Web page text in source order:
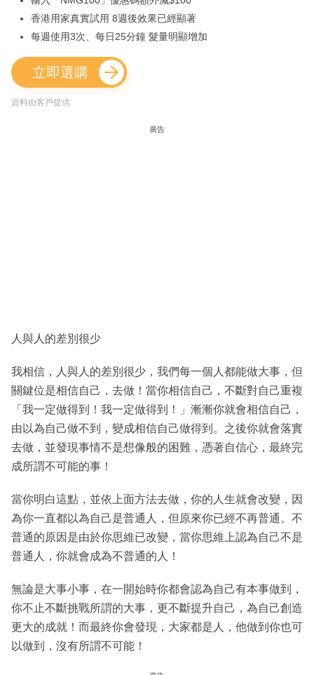
香港用家真實試用 8週後效果已經顯著
每週使用3次、每日25分鐘 髮量明顯增加
立即選購
資料由客戶提供
廣告
人與人的差別很少
我相信，人與人的差別很少，我們每一個人都能做大事，但
關鍵位是相信自己，去做！當你相信自己，不斷對自己重複
「我一定做得到！我一定做得到！」漸漸你就會相信自己，
由以為自己做不到，變成相信自己做得到。之後你就會落實
去做，並發現事情不是想像般的困難，憑著自信心，最終完
成所謂不可能的事！
當你明白這點，並依上面方法去做，你的人生就會改變，因
為你一直都以為自己是普通人，但原來你已經不再普通。不
普通的原因是由於你思維已改變，當你思維上認為自己不是
普通人，你就會成為不普通的人！
無論是大事小事，在一開始時你都會認為自己有本事做到，
你不止不斷挑戰所謂的大事，更不斷提升自己，為自己創造
更大的成就！而最終你會發現，大家都是人，他做到你也可
以做到，沒有所謂不可能！